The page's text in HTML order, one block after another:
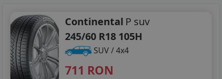
Continental P suv
245/60 R18 105H
SUV / 4x4
711 RON